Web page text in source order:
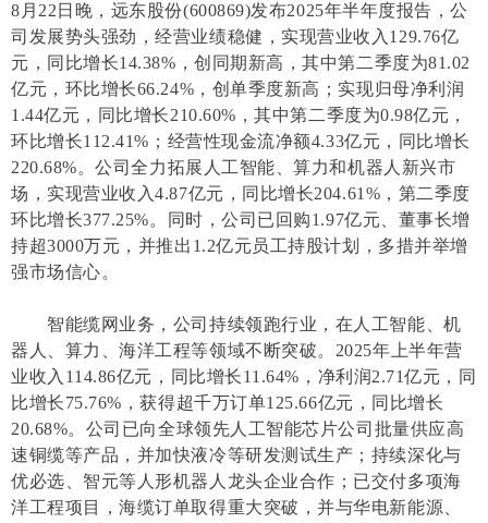
8月22日晚，远东股份(600869)发布2025年半年度报告，公
司发展势头强劲，经营业绩稳健，实现营业收入129.76亿
元，同比增长14.38%，创同期新高，其中第二季度为81.02
亿元，环比增长66.24%，创单季度新高；实现归母净利润
1.44亿元，同比增长210.60%，其中第二季度为0.98亿元，
环比增长112.41%；经营性现金流净额4.33亿元，同比增长
220.68%。公司全力拓展人工智能、算力和机器人新兴市
场，实现营业收入4.87亿元，同比增长204.61%，第二季度
环比增长377.25%。同时，公司已回购1.97亿元、董事长增
持超3000万元，并推出1.2亿元员工持股计划，多措并举增
强市场信心。
智能缆网业务，公司持续领跑行业，在人工智能、机
器人、算力、海洋工程等领域不断突破。2025年上半年营
业收入114.86亿元，同比增长11.64%，净利润2.71亿元，同
比增长75.76%，获得超千万订单125.66亿元，同比增长
20.68%。公司已向全球领先人工智能芯片公司批量供应高
速铜缆等产品，并加快液冷等研发测试生产；持续深化与
优必选、智元等人形机器人龙头企业合作；已交付多项海
洋工程项目，海缆订单取得重大突破，并与华电新能源、